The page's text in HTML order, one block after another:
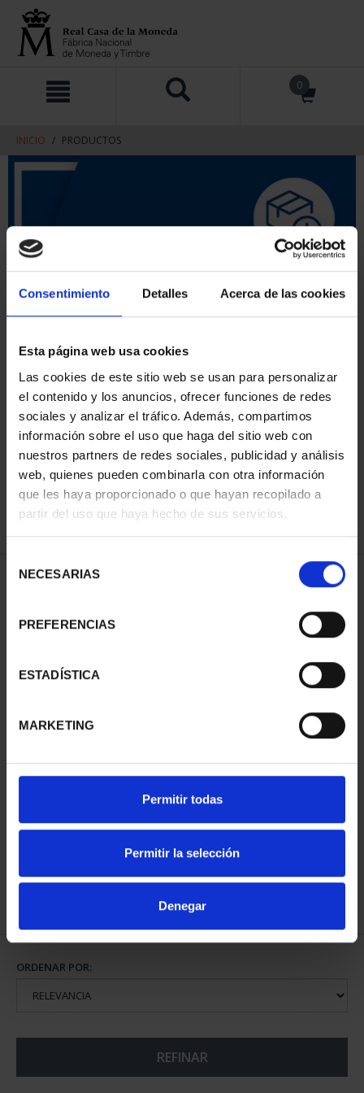
Consentimiento Detalles Acerca de las cookies
Esta página web usa cookies
Las cookies de este sitio web se usan para personalizar
el contenido y los anuncios, ofrecer funciones de redes
sociales y analizar el tráfico. Además, compartimos
información sobre el uso que haga del sitio web con
nuestros partners de redes sociales, publicidad y análisis
web, quienes pueden combinarla con otra información
que les haya proporcionado o que hayan recopilado a
partir del uso que haya hecho de sus servicios.
NECESARIAS
PREFERENCIAS
ESTADÍSTICA
MARKETING
Permitir todas
Permitir la selección
Denegar
contenido
navegacin
0
INICIO PRODUCTOS
ORDENAR POR:
REFINAR
2 Productos encontrados
CIUDADES PATRIMONIO
73,00 €
CIUDADES PATRIMONIO
73,00 €
ORDENAR POR:
REFINAR